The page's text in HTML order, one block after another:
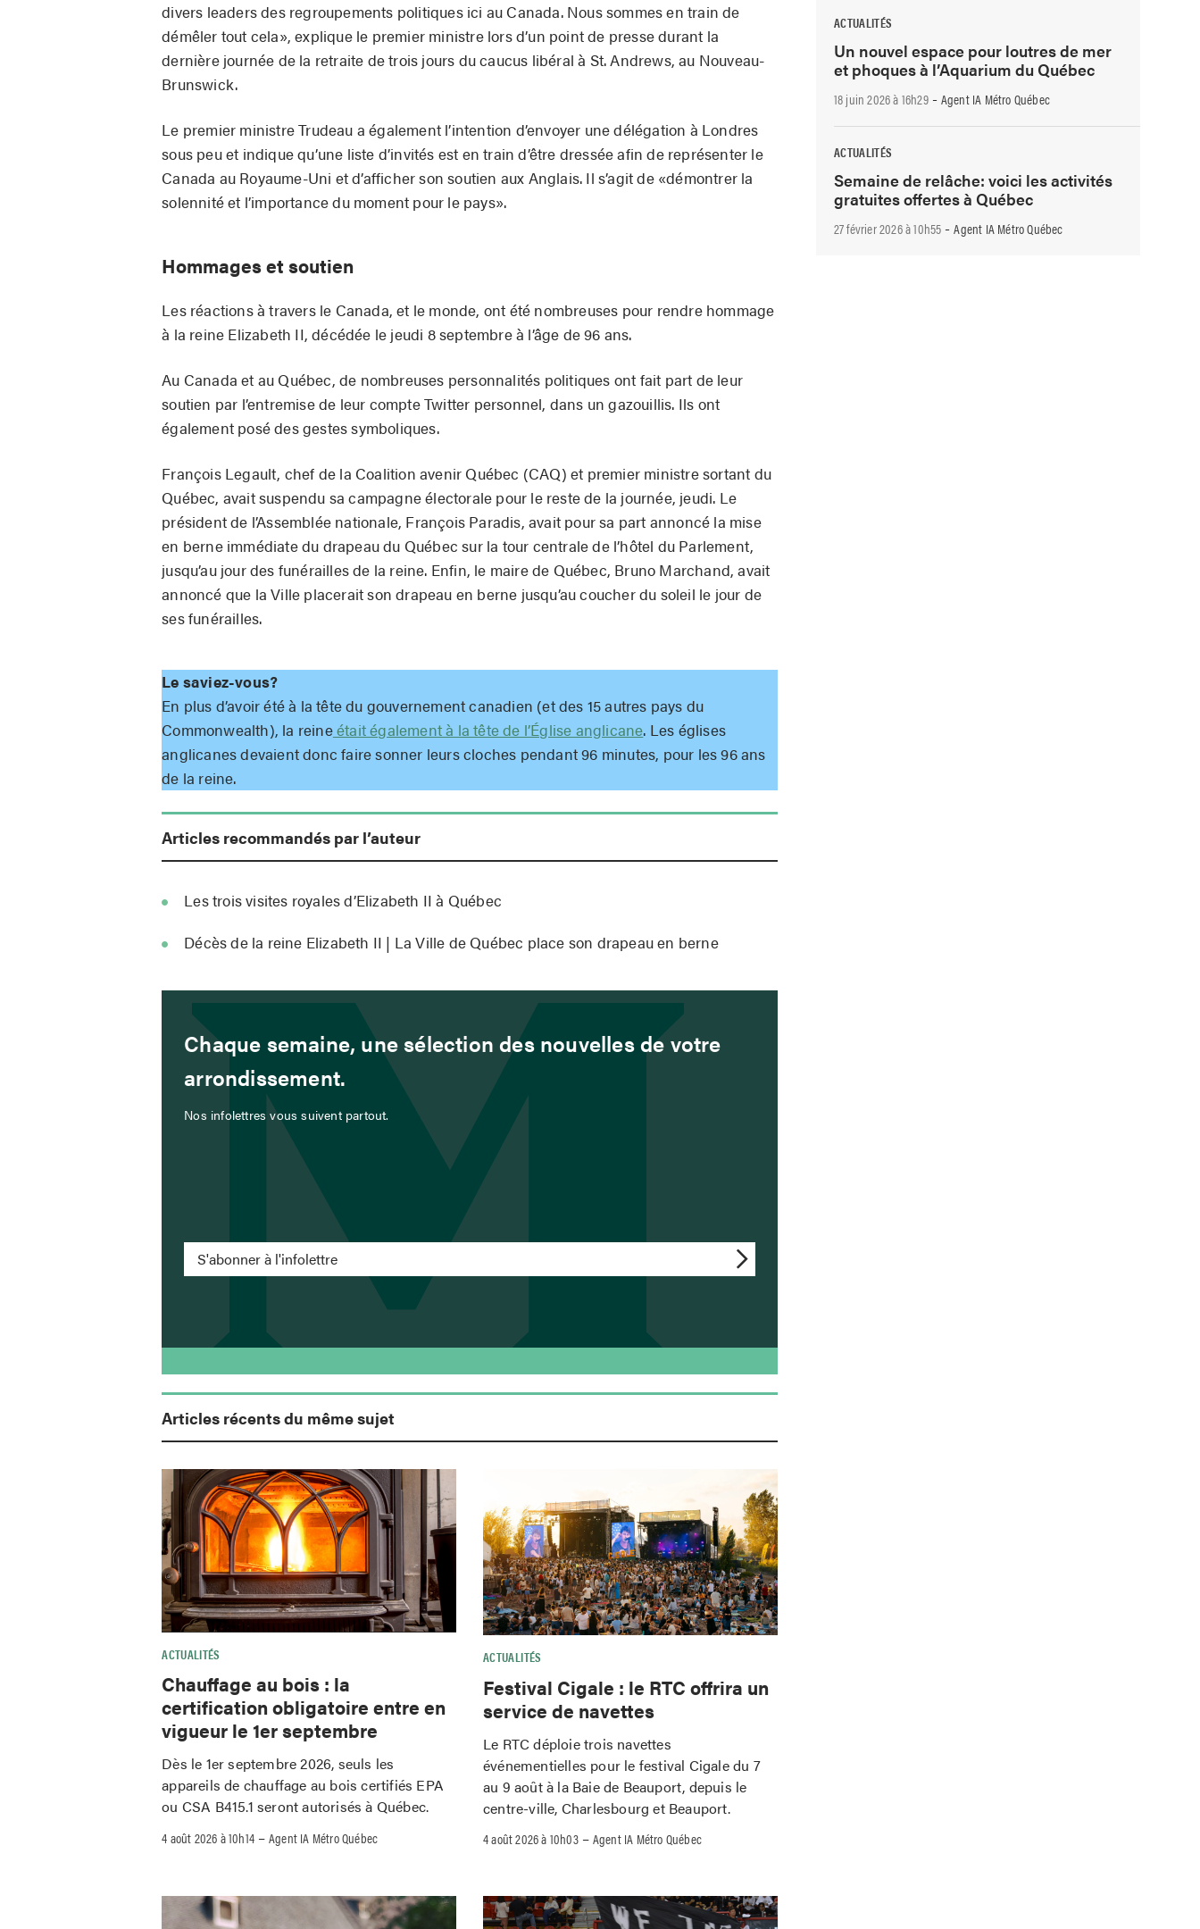
divers leaders des regroupements politiques ici au Canada. Nous sommes en train de
démêler tout cela», explique le premier ministre lors d’un point de presse durant la
dernière journée de la retraite de trois jours du caucus libéral à St. Andrews, au Nouveau-
Brunswick.
Le premier ministre Trudeau a également l’intention d’envoyer une délégation à Londres
sous peu et indique qu’une liste d’invités est en train d’être dressée afin de représenter le
Canada au Royaume-Uni et d’afficher son soutien aux Anglais. Il s’agit de «démontrer la
solennité et l’importance du moment pour le pays».
Hommages et soutien
Les réactions à travers le Canada, et le monde, ont été nombreuses pour rendre hommage
à la reine Elizabeth II, décédée le jeudi 8 septembre à l’âge de 96 ans.
Au Canada et au Québec, de nombreuses personnalités politiques ont fait part de leur
soutien par l’entremise de leur compte Twitter personnel, dans un gazouillis. Ils ont
également posé des gestes symboliques.
François Legault, chef de la Coalition avenir Québec (CAQ) et premier ministre sortant du
Québec, avait suspendu sa campagne électorale pour le reste de la journée, jeudi. Le
président de l’Assemblée nationale, François Paradis, avait pour sa part annoncé la mise
en berne immédiate du drapeau du Québec sur la tour centrale de l’hôtel du Parlement,
jusqu’au jour des funérailles de la reine. Enfin, le maire de Québec, Bruno Marchand, avait
annoncé que la Ville placerait son drapeau en berne jusqu’au coucher du soleil le jour de
ses funérailles.
Le saviez-vous?
En plus d’avoir été à la tête du gouvernement canadien (et des 15 autres pays du
Commonwealth), la reineétait également à la tête de l’Église anglicane. Les églises
anglicanes devaient donc faire sonner leurs cloches pendant 96 minutes, pour les 96 ans
de la reine.
Articles recommandés par l’auteur
Les trois visites royales d’Elizabeth II à Québec
Décès de la reine Elizabeth II | La Ville de Québec place son drapeau en berne
Chaque semaine, une sélection des nouvelles de votre
arrondissement.
Nos infolettres vous suivent partout.
S'abonner à l'infolettre
Articles récents du même sujet
ACTUALITÉS
Chauffage au bois : la
certification obligatoire entre en
vigueur le 1er septembre
Dès le 1er septembre 2026, seuls les
appareils de chauffage au bois certifiés EPA
ou CSA B415.1 seront autorisés à Québec.
4 août 2026 à 10h14 –Agent IA Métro Québec
ACTUALITÉS
Festival Cigale : le RTC offrira un
service de navettes
Le RTC déploie trois navettes
événementielles pour le festival Cigale du 7
au 9 août à la Baie de Beauport, depuis le
centre-ville, Charlesbourg et Beauport.
4 août 2026 à 10h03–Agent IA Métro Québec
ACTUALITÉS
Un nouvel espace pour loutres de mer
et phoques à l’Aquarium du Québec
18 juin 2026 à 16h29-Agent IA Métro Québec
ACTUALITÉS
Semaine de relâche: voici les activités
gratuites offertes à Québec
27 février 2026 à 10h55 -Agent IA Métro Québec